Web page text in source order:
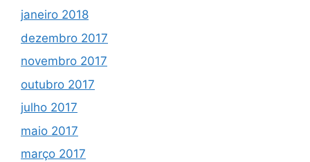
janeiro 2018
dezembro 2017
novembro 2017
outubro 2017
julho 2017
maio 2017
março 2017